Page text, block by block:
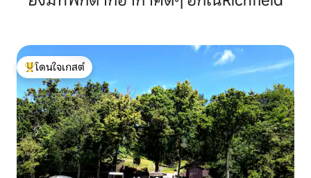
โดนใจเกสต์ที่สุด
โดนใจเกสต์